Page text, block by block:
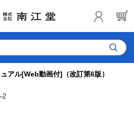
アル[Web動画付]（改訂第6版）
2